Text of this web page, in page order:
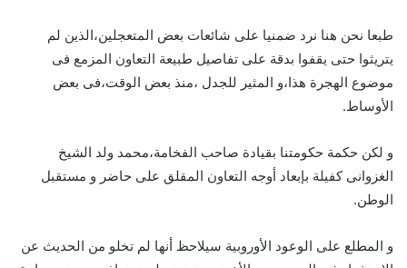
طبعا نحن هنا نرد ضمنيا على شائعات بعض المتعجلين،الذين لم
يتريثوا حتى يقفوا بدقة على تفاصيل طبيعة التعاون المزمع فى
موضوع الهجرة هذا،و المثير للجدل ،منذ بعض الوقت،فى بعض
الأوساط.
و لكن حكمة حكومتنا بقيادة صاحب الفخامة،محمد ولد الشيخ
الغزوانى كفيلة بإبعاد أوجه التعاون المقلق على حاضر و مستقبل
الوطن.
و المطلع على الوعود الأوروبية سيلاحظ أنها لم تخلو من الحديث عن